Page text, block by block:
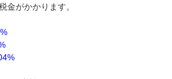
金がかかります。